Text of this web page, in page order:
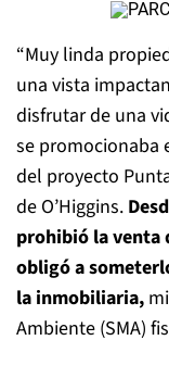
“Muy linda
una vista
disfrutar de una
se promocionaba
del proyecto
de O’Higgins.
prohibió la venta
obligó a
la inmobiliaria,
Ambiente (SMA)